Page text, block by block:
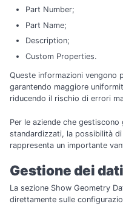
Part Number;
Part Name;
Description;
Custom Properties.
Queste informazioni vengono
garantendo maggiore
riducendo il rischio di errori
Per le aziende che
standardizzati, la possibilità
rappresenta un importante
Gestione dei
La sezione Show Geometry
direttamente sulle